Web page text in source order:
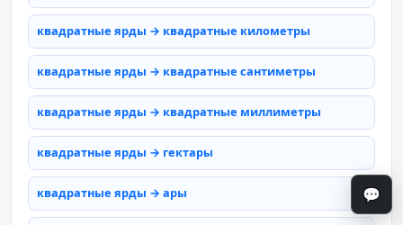
квадратные ярды → квадратные километры
квадратные ярды → квадратные сантиметры
квадратные ярды → квадратные миллиметры
квадратные ярды → гектары
квадратные ярды → ары 💬